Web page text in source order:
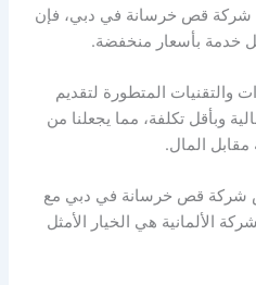
شركة قص خرسانة في دبي، فإن
خدمة بأسعار منخفضة.
والتقنيات المتطورة لتقديم
وبأقل تكلفة، مما يجعلنا من
المال.
شركة قص خرسانة في دبي مع
الألمانية هي الخيار الأمثل